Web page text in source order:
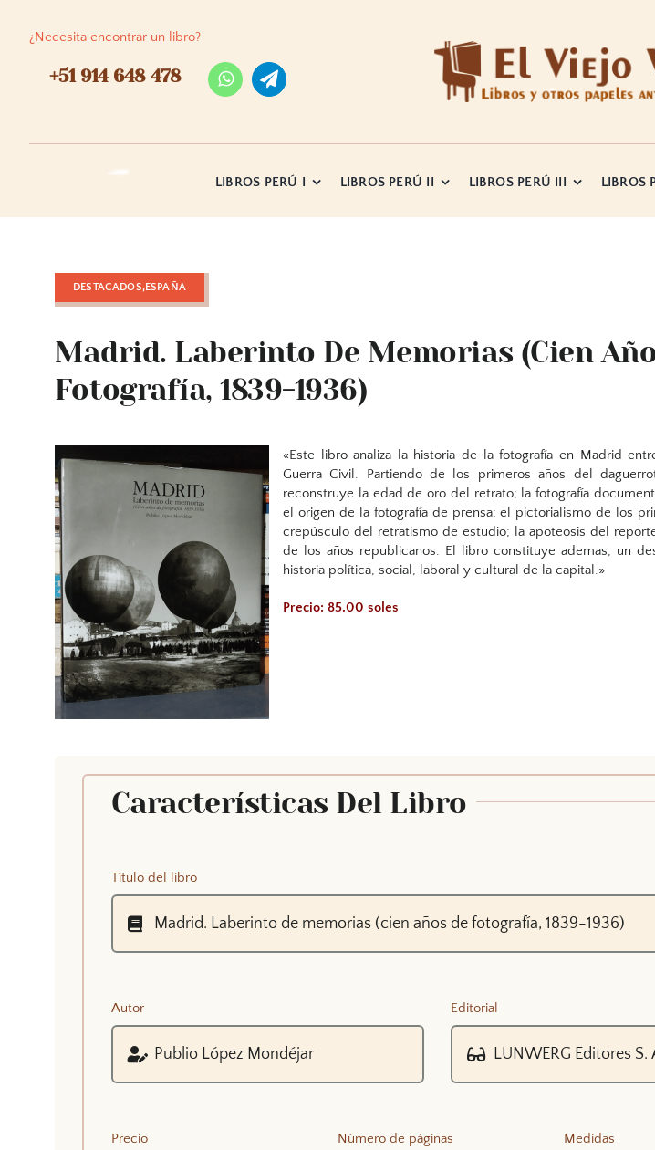
content
¿Necesita encontrar un libro?
+51 914 648 478
LIBROS PERÚ I LIBROS PERÚ II LIBROS PERÚ III LIBROS
DESTACADOS,ESPAÑA
Madrid. Laberinto De Memorias (cien
Fotografía, 1839-1936)
«Este libro analiza la historia de la fotografía en Madrid
Guerra Civil. Partiendo de los primeros años del
reconstruye la edad de oro del retrato; la fotografía
el origen de la fotografía de prensa; el pictorialismo de los
crepúsculo del retratismo de estudio; la apoteosis del
de los años republicanos. El libro constituye ademas, un
historia política, social, laboral y cultural de la capital.»
Precio: 85.00 soles
Características Del Libro
Título del libro
Autor Editorial
Precio Número de páginas Medidas